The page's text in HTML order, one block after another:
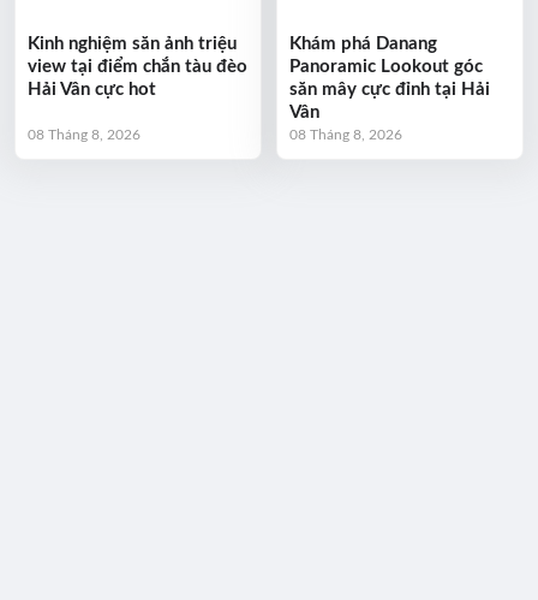
Kinh nghiệm săn ảnh triệu
view tại điểm chắn tàu đèo
Hải Vân cực hot
08 Tháng 8, 2026
Khám phá Danang
Panoramic Lookout góc
săn mây cực đỉnh tại Hải
Vân
08 Tháng 8, 2026